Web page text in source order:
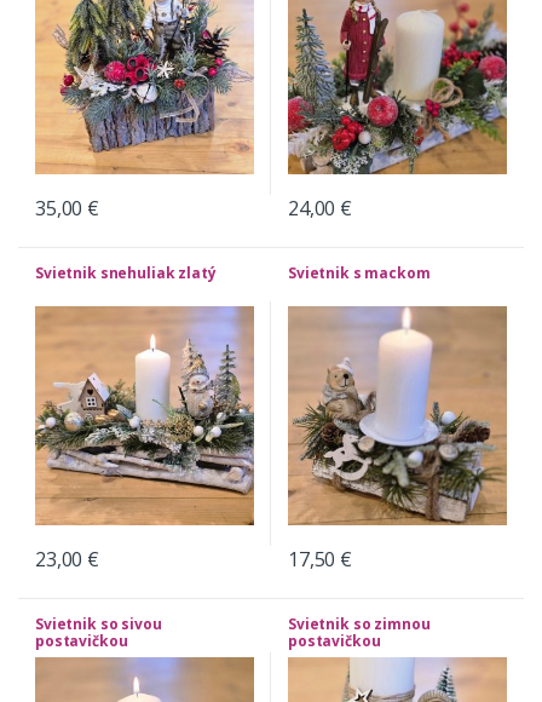
35,00 € 24,00 €
Svietnik snehuliak zlatý
23,00 €
Svietnik s mackom
17,50 €
Svietnik so sivou
postavičkou
Svietnik so zimnou
postavičkou